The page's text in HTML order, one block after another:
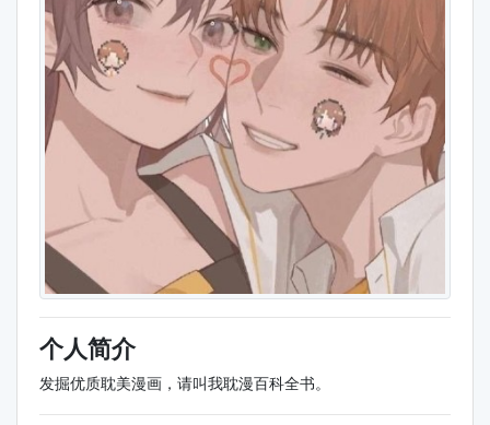
个人简介
发掘优质耽美漫画，请叫我耽漫百科全书。